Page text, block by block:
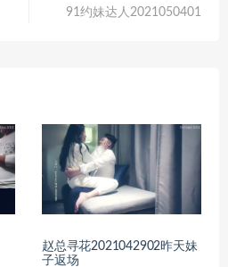
91约妹达人2021050401
赵总寻花2021042902昨天妹
子返场